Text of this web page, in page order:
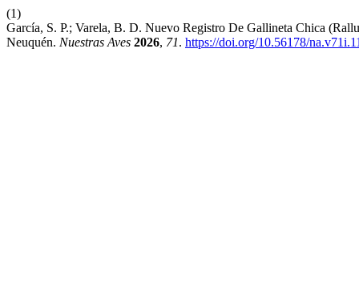
(1)
García, S. P.; Varela, B. D. Nuevo Registro De Gallineta Chica
Neuquén. Nuestras Aves 2026, 71. https://doi.org/10.56178/